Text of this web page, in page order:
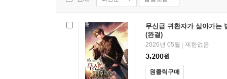
무신급 귀환자가 살아가는
(완결)
2026년 05월 | 제한없음
3,200원
원클릭구매